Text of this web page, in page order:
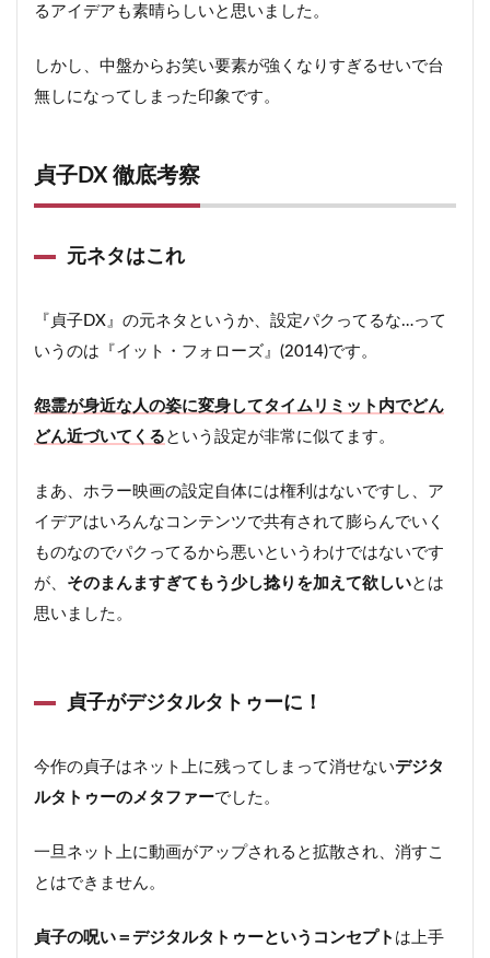
るアイデアも素晴らしいと思いました。
しかし、中盤からお笑い要素が強くなりすぎるせいで台
無しになってしまった印象です。
貞子DX 徹底考察
元ネタはこれ
『貞子DX』の元ネタというか、設定パクってるな…って
いうのは『イット・フォローズ』(2014)です。
怨霊が身近な人の姿に変身してタイムリミット内でどん
どん近づいてくる という設定が非常に似てます。
まあ、ホラー映画の設定自体には権利はないですし、ア
イデアはいろんなコンテンツで共有されて膨らんでいく
ものなのでパクってるから悪いというわけではないです
が、 そのまんますぎてもう少し捻りを加えて欲しいとは
思いました。
貞子がデジタルタトゥーに！
今作の貞子はネット上に残ってしまって消せないデジタ
ルタトゥーのメタファーでした。
一旦ネット上に動画がアップされると拡散され、消すこ
とはできません。
貞子の呪い＝デジタルタトゥーというコンセプト は上手